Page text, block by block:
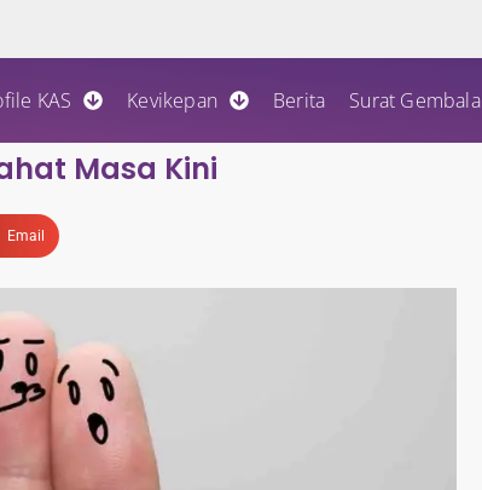
KAS Kevikepan Berita Surat Gembala
Masa Kini
Email